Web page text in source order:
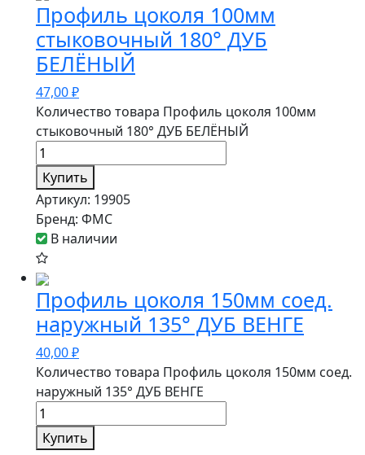
Профиль цоколя 100мм
стыковочный 180° ДУБ
БЕЛЁНЫЙ
47,00₽
Количество товара Профиль цоколя 100мм
стыковочный 180° ДУБ БЕЛЁНЫЙ
Купить
Артикул: 19905
Бренд: ФМС
В наличии
Профиль цоколя 150мм соед.
наружный 135° ДУБ ВЕНГЕ
40,00₽
Количество товара Профиль цоколя 150мм соед.
наружный 135° ДУБ ВЕНГЕ
Купить